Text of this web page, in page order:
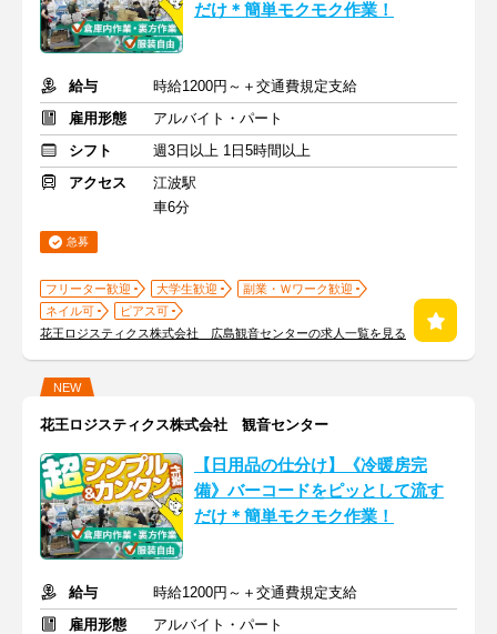
だけ＊簡単モクモク作業！
給与
時給1200円～＋交通費規定支給
雇用形態
アルバイト・パート
シフト
週3日以上 1日5時間以上
アクセス
江波駅
車6分
急募
フリーター歓迎 大学生歓迎
副業・Ｗワーク歓迎
ネイル可
ピアス可
花王ロジスティクス株式会社 広島観音センターの求人一覧を見る
NEW
花王ロジスティクス株式会社 観音センター
【日用品の仕分け】《冷暖房完
備》バーコードをピッとして流す
だけ＊簡単モクモク作業！
給与
時給1200円～＋交通費規定支給
雇用形態
アルバイト・パート